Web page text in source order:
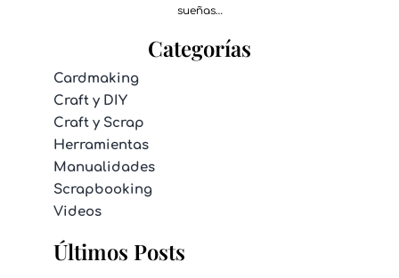
sueñas…
Categorías
Cardmaking
Craft y DIY
Craft y Scrap
Herramientas
Manualidades
Scrapbooking
Videos
Últimos Posts